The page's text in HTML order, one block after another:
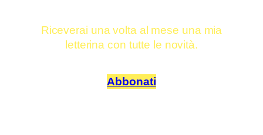
Riceverai una volta al mese una mia
letterina con tutte le novità.
Abbonati